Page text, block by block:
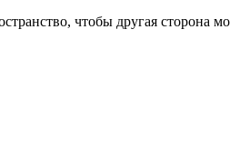
чтобы другая сторона